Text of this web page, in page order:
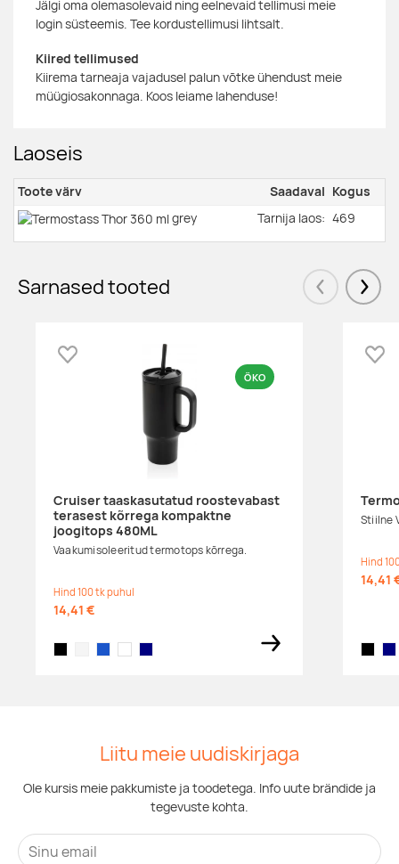
Jälgi oma olemasolevaid ning eelnevaid tellimusi meie
login süsteemis. Tee kordustellimusi lihtsalt.
Kiired tellimused
Kiirema tarneaja vajadusel palun võtke ühendust meie
müügiosakonnaga. Koos leiame lahenduse!
Laoseis
Toote värv Saadaval Kogus
grey
Tarnija laos: 469
Sarnased tooted Eelmised
Lisa lemmikuks
ÖKO
Cruiser taaskasutatud roostevabast
terasest kõrrega kompaktne
joogitops 480ML
Vaakumisoleeritud termotops kõrrega.
Hind 100 tk puhul
14,41 €
Lisa
Stiilne
Hind
14,41
Liitu meie uudiskirjaga
Ole kursis meie pakkumiste ja toodetega. Info uute brändide ja
tegevuste kohta.